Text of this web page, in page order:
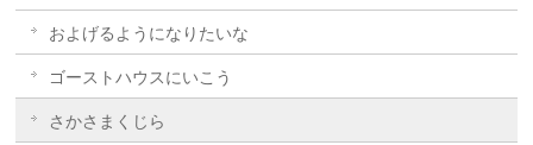
およげるようになりたいな
ゴーストハウスにいこう
さかさまくじら